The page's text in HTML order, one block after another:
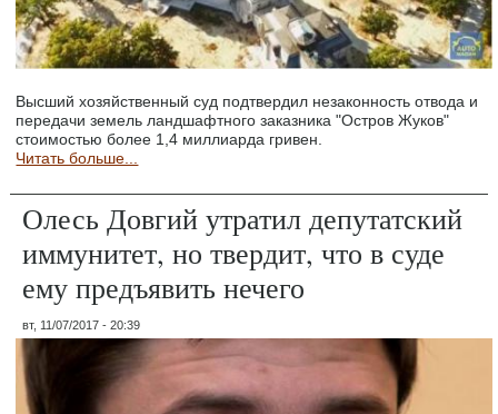
Высший хозяйственный суд подтвердил незаконность отвода и
передачи земель ландшафтного заказника "Остров Жуков"
стоимостью более 1,4 миллиарда гривен.
Читать больше...
Олесь Довгий утратил депутатский
иммунитет, но твердит, что в суде
ему предъявить нечего
вт, 11/07/2017 - 20:39